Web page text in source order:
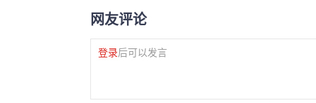
网友评论
登录后可以发言